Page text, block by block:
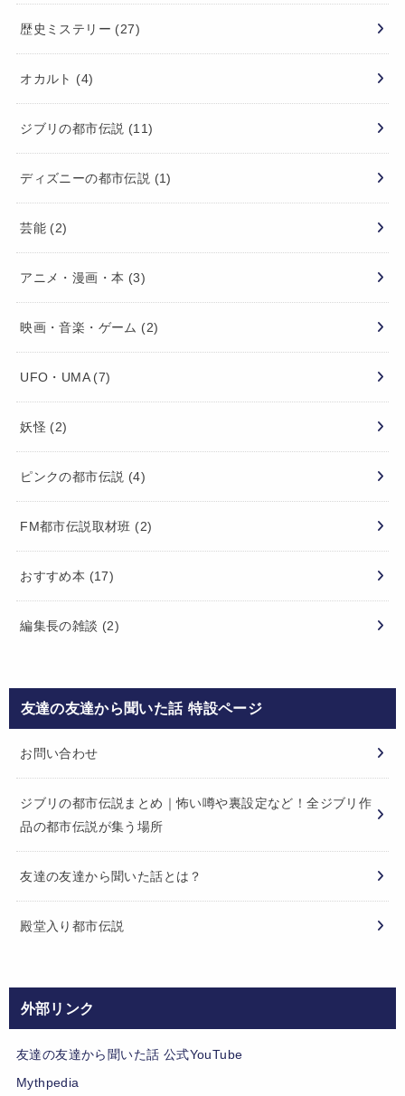
歴史ミステリー (27)
オカルト (4)
ジブリの都市伝説 (11)
ディズニーの都市伝説 (1)
芸能 (2)
アニメ・漫画・本 (3)
映画・音楽・ゲーム (2)
UFO・UMA(7)
妖怪 (2)
ピンクの都市伝説 (4)
FM都市伝説取材班 (2)
おすすめ本 (17)
編集長の雑談 (2)
友達の友達から聞いた話 特設ページ
お問い合わせ
ジブリの都市伝説まとめ｜怖い噂や裏設定など！全ジブリ作
品の都市伝説が集う場所
友達の友達から聞いた話とは？
殿堂入り都市伝説
外部リンク
友達の友達から聞いた話 公式YouTube
Mythpedia